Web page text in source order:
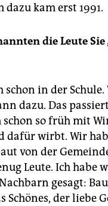
dazu kam erst 1991.
die Leute Sie
schon in der
dazu. Das
schon so früh mit
dafür wirbt. Wir
von der
Leute. Ich habe
gesagt:
Schönes, der liebe